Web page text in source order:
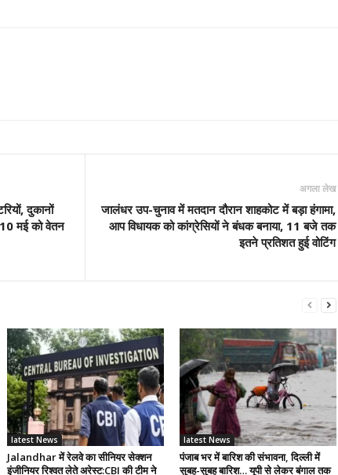
दुकानों
10 मई को वेतन
अगला लेख
जालंधर उप-चुनाव में मतदान दौरान शाहकोट में बड़ा हंगामा,
आप विधायक को कांग्रेसियों ने बंधक बनाया, 11 बजे तक
इतने प्रतिशत हुई वोटिंग
latest News
Jalandhar में रेलवे का सीनियर सेक्शन
इंजीनियर रिश्वत लेते अरेस्ट:CBI की टीम ने
latest News
पंजाब भर में बारिश की संभावना, दिल्ली में
सुबह-सुबह बारिश… यूपी से लेकर बंगाल तक